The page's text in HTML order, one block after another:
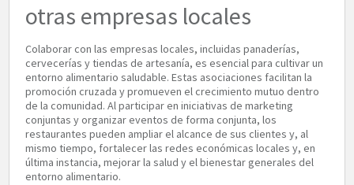
otras empresas locales
Colaborar con las empresas locales, incluidas panaderías,
cervecerías y tiendas de artesanía, es esencial para cultivar un
entorno alimentario saludable. Estas asociaciones facilitan la
promoción cruzada y promueven el crecimiento mutuo dentro
de la comunidad. Al participar en iniciativas de marketing
conjuntas y organizar eventos de forma conjunta, los
restaurantes pueden ampliar el alcance de sus clientes y, al
mismo tiempo, fortalecer las redes económicas locales y, en
última instancia, mejorar la salud y el bienestar generales del
entorno alimentario.